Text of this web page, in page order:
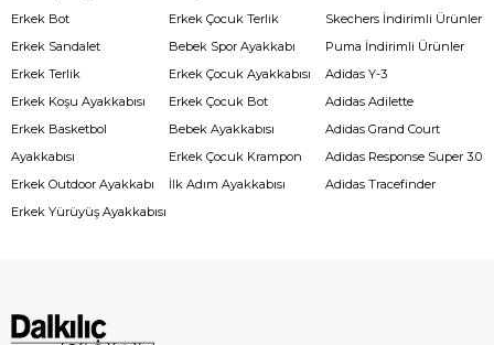
Erkek Bot
Erkek Sandalet
Erkek Terlik
Erkek Koşu Ayakkabısı
Erkek Basketbol
Ayakkabısı
Erkek Outdoor Ayakkabı
Erkek Yürüyüş Ayakkabısı
Erkek Çocuk Terlik
Bebek Spor Ayakkabı
Erkek Çocuk Ayakkabısı
Erkek Çocuk Bot
Bebek Ayakkabısı
Erkek Çocuk Krampon
İlk Adım Ayakkabısı
Skechers İndirimli Ürünler
Puma İndirimli Ürünler
Adidas Y-3
Adidas Adilette
Adidas Grand Court
Adidas Response Super 3.0
Adidas Tracefinder